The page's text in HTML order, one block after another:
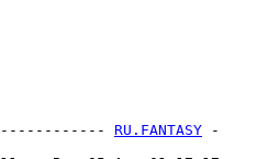
RU.FANTASY -